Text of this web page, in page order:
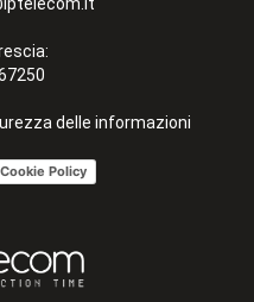
delle informazioni
Cookie Policy